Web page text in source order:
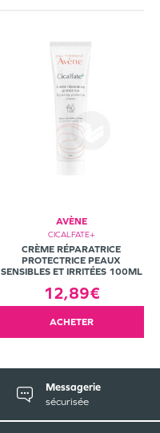
AVÈNE
CICALFATE+
CRÈME RÉPARATRICE
PROTECTRICE PEAUX
SENSIBLES ET IRRITÉES 100ML
12,89€
ACHETER
Messagerie
sécurisée